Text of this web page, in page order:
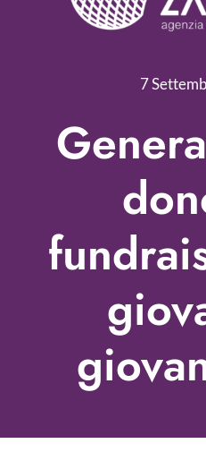
Servizi
Nonprofit Blog
Libri
Fundraising Academy
Come contattarci
7